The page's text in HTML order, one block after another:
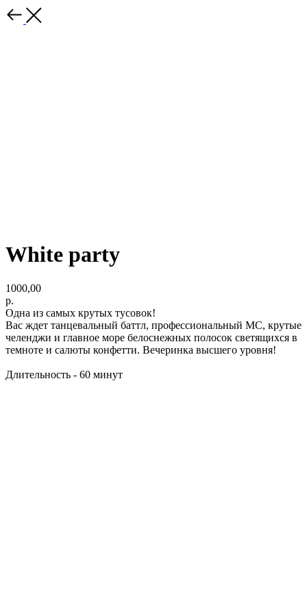
White party
1000,00
р.
Одна из самых крутых тусовок!
Вас ждет танцевальный баттл, профессиональный МС, крутые
челенджи и главное море белоснежных полосок светящихся в
темноте и салюты конфетти. Вечеринка высшего уровня!
Длительность - 60 минут